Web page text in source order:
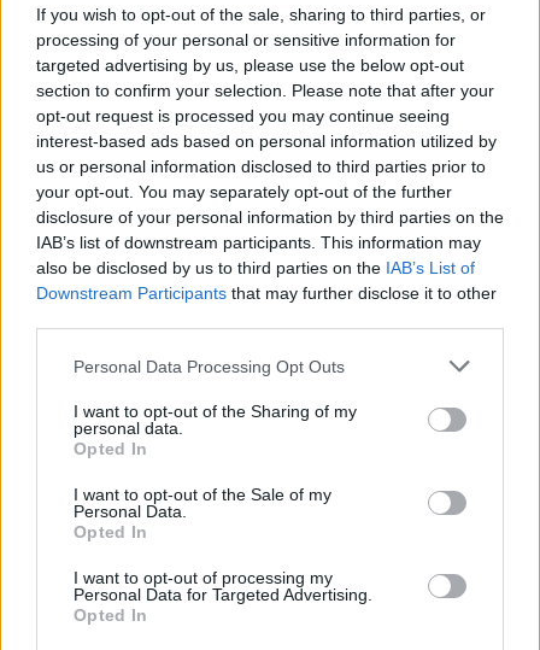
If you wish to opt-out of the sale, sharing to third parties, or
processing of your personal or sensitive information for
targeted advertising by us, please use the below opt-out
section to confirm your selection. Please note that after your
opt-out request is processed you may continue seeing
interest-based ads based on personal information utilized by
us or personal information disclosed to third parties prior to
your opt-out. You may separately opt-out of the further
disclosure of your personal information by third parties on the
IAB’s list of downstream participants. This information may
also be disclosed by us to third parties on the IAB’s List of
Downstream Participants that may further disclose it to other
Personal Data Processing Opt Outs
I want to opt-out of the Sharing of my
personal data.
Opted In
I want to opt-out of the Sale of my
Personal Data.
Opted In
I want to opt-out of processing my
Personal Data for Targeted Advertising.
Opted In
Berisha nxjerr SMS-të:
Një prokuror i kërkoi 100
mijë euro Suel Çelës
Shtuarmë3.03.2025 12:21